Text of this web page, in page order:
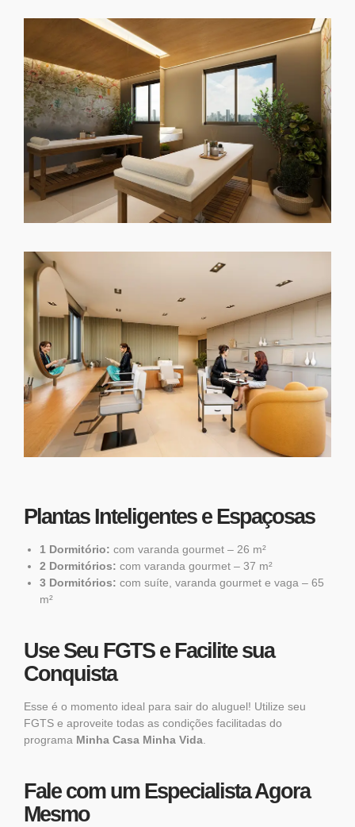
Plantas Inteligentes e Espaçosas
1 Dormitório: com varanda gourmet – 26 m²
2 Dormitórios: com varanda gourmet – 37 m²
3 Dormitórios: com suíte, varanda gourmet e vaga – 65
m²
Use Seu FGTS e Facilite sua
Conquista
Esse é o momento ideal para sair do aluguel! Utilize seu
FGTS e aproveite todas as condições facilitadas do
programa Minha Casa Minha Vida
Fale com um Especialista Agora
Mesmo